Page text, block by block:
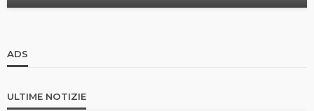
ADS
ULTIME NOTIZIE